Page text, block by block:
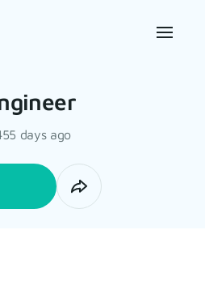
days ago